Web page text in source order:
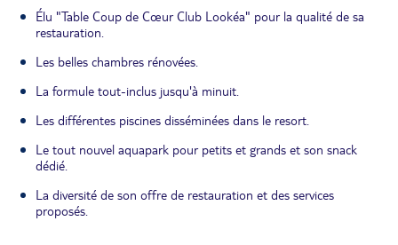
Élu "Table Coup de Cœur Club Lookéa" pour la qualité de sa
restauration.
Les belles chambres rénovées.
La formule tout-inclus jusqu'à minuit.
Les différentes piscines disséminées dans le resort.
Le tout nouvel aquapark pour petits et grands et son snack
dédié.
La diversité de son offre de restauration et des services
proposés.